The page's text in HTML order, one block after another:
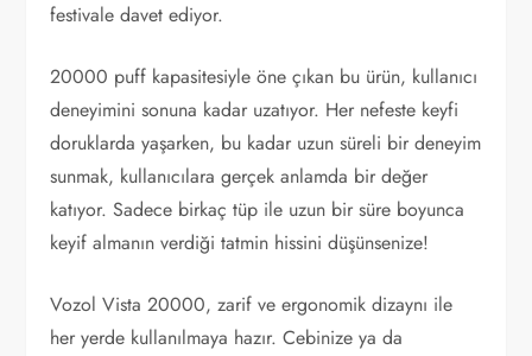
festivale davet ediyor.
20000 puff kapasitesiyle öne çıkan bu ürün, kullanıcı
deneyimini sonuna kadar uzatıyor. Her nefeste keyfi
doruklarda yaşarken, bu kadar uzun süreli bir deneyim
sunmak, kullanıcılara gerçek anlamda bir değer
katıyor. Sadece birkaç tüp ile uzun bir süre boyunca
keyif almanın verdiği tatmin hissini düşünsenize!
Vozol Vista 20000, zarif ve ergonomik dizaynı ile
her yerde kullanılmaya hazır. Cebinize ya da